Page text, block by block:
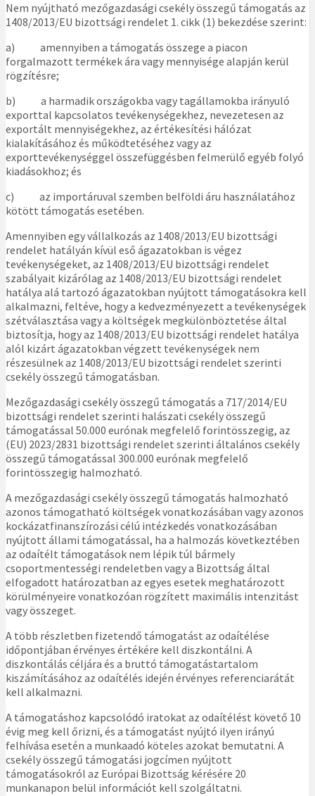
Nem nyújtható mezőgazdasági csekély összegű támogatás az
1408/2013/EU bizottsági rendelet 1. cikk (1) bekezdése szerint:
a) amennyiben a támogatás összege a piacon
forgalmazott termékek ára vagy mennyisége alapján kerül
rögzítésre;
b) a harmadik országokba vagy tagállamokba irányuló
exporttal kapcsolatos tevékenységekhez, nevezetesen az
exportált mennyiségekhez, az értékesítési hálózat
kialakításához és működtetéséhez vagy az
exporttevékenységgel összefüggésben felmerülő egyéb folyó
kiadásokhoz; és
c) az importáruval szemben belföldi áru használatához
kötött támogatás esetében.
Amennyiben egy vállalkozás az 1408/2013/EU bizottsági
rendelet hatályán kívül eső ágazatokban is végez
tevékenységeket, az 1408/2013/EU bizottsági rendelet
szabályait kizárólag az 1408/2013/EU bizottsági rendelet
hatálya alá tartozó ágazatokban nyújtott támogatásokra kell
alkalmazni, feltéve, hogy a kedvezményezett a tevékenységek
szétválasztása vagy a költségek megkülönböztetése által
biztosítja, hogy az 1408/2013/EU bizottsági rendelet hatálya
alól kizárt ágazatokban végzett tevékenységek nem
részesülnek az 1408/2013/EU bizottsági rendelet szerinti
csekély összegű támogatásban.
Mezőgazdasági csekély összegű támogatás a 717/2014/EU
bizottsági rendelet szerinti halászati csekély összegű
támogatással 50.000 eurónak megfelelő forintösszegig, az
(EU) 2023/2831 bizottsági rendelet szerinti általános csekély
összegű támogatással 300.000 eurónak megfelelő
forintösszegig halmozható.
A mezőgazdasági csekély összegű támogatás halmozható
azonos támogatható költségek vonatkozásában vagy azonos
kockázatfinanszírozási célú intézkedés vonatkozásában
nyújtott állami támogatással, ha a halmozás következtében
az odaítélt támogatások nem lépik túl bármely
csoportmentességi rendeletben vagy a Bizottság által
elfogadott határozatban az egyes esetek meghatározott
körülményeire vonatkozóan rögzített maximális intenzitást
vagy összeget.
A több részletben fizetendő támogatást az odaítélése
időpontjában érvényes értékére kell diszkontálni. A
diszkontálás céljára és a bruttó támogatástartalom
kiszámításához az odaítélés idején érvényes referenciarátát
kell alkalmazni.
A támogatáshoz kapcsolódó iratokat az odaítélést követő 10
évig meg kell őrizni, és a támogatást nyújtó ilyen irányú
felhívása esetén a munkaadó köteles azokat bemutatni. A
csekély összegű támogatási jogcímen nyújtott
támogatásokról az Európai Bizottság kérésére 20
munkanapon belül információt kell szolgáltatni.